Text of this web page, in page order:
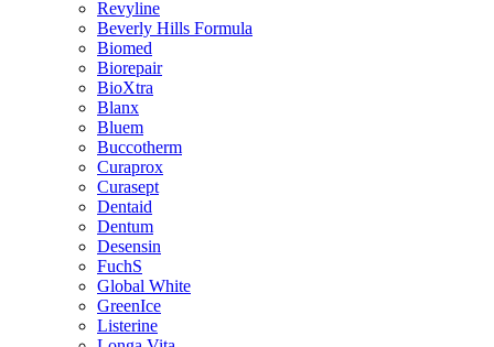
Revyline
Beverly Hills Formula
Biomed
Biorepair
BioXtra
Blanx
Bluem
Buccotherm
Curaprox
Curasept
Dentaid
Dentum
Desensin
FuchS
Global White
GreenIce
Listerine